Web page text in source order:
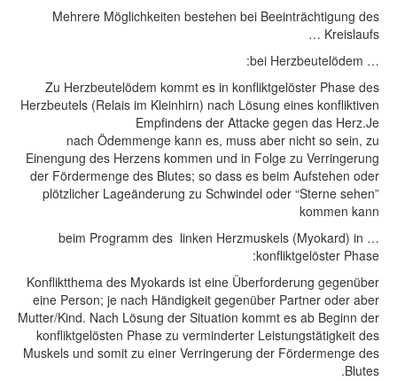
Mehrere Möglichkeiten bestehen bei Beeinträchtigung des
Kreislaufs …
… bei Herzbeutelödem:
Zu Herzbeutelödem kommt es in konfliktgelöster Phase des
Herzbeutels (Relais im Kleinhirn) nach Lösung eines konfliktiven
Empfindens der Attacke gegen das Herz.Je
nach Ödemmenge kann es, muss aber nicht so sein, zu
Einengung des Herzens kommen und in Folge zu Verringerung
der Fördermenge des Blutes; so dass es beim Aufstehen oder
plötzlicher Lageänderung zu Schwindel oder “Sterne sehen”
kommen kann
… beim Programm des linken Herzmuskels (Myokard) in
konfliktgelöster Phase:
Konfliktthema des Myokards ist eine Überforderung gegenüber
eine Person; je nach Händigkeit gegenüber Partner oder aber
Mutter/Kind. Nach Lösung der Situation kommt es ab Beginn der
konfliktgelösten Phase zu verminderter Leistungstätigkeit des
Muskels und somit zu einer Verringerung der Fördermenge des
Blutes.